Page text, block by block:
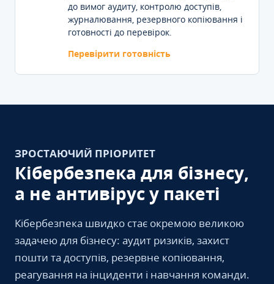
до вимог аудиту, контролю доступів,
журналювання, резервного копіювання і
готовності до перевірок.
Перевірити готовність
ЗРОСТАЮЧИЙ ПРІОРИТЕТ
Кібербезпека для бізнесу,
а не антивірус у пакеті
Кібербезпека швидко стає окремою великою
задачею для бізнесу: аудит ризиків, захист
пошти та доступів, резервне копіювання,
реагування на інциденти і навчання команди.